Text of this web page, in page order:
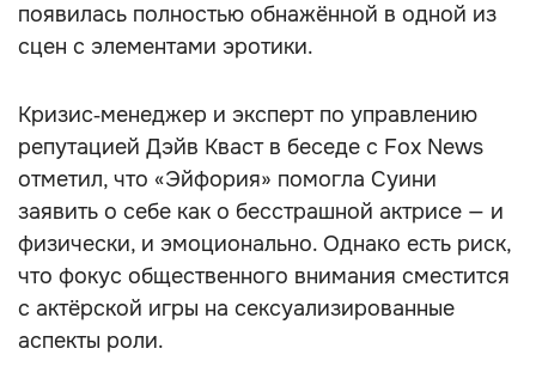
появилась полностью обнажённой в одной из
сцен с элементами эротики.
Кризис‑менеджер и эксперт по управлению
репутацией Дэйв Кваст в беседе с Fox News
отметил, что «Эйфория» помогла Суини
заявить о себе как о бесстрашной актрисе — и
физически, и эмоционально. Однако есть риск,
что фокус общественного внимания сместится
с актёрской игры на сексуализированные
аспекты роли.